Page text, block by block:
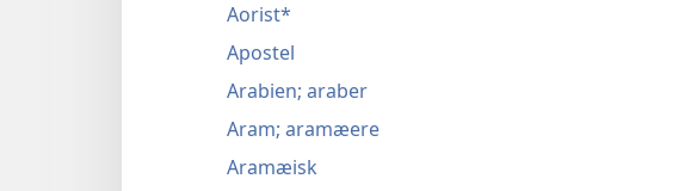
Aorist*
Apostel
Arabien; araber
Aram; aramæere
Aramæisk